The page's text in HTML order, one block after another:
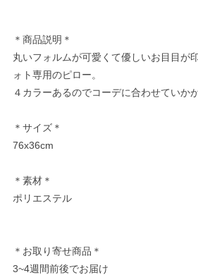
＊商品説明＊
丸いフォルムが可愛くて優しいお目目が
ォト専用のピロー。
４カラーあるのでコーデに合わせていか
＊サイズ＊
76x36cm
＊素材＊
ポリエステル
＊お取り寄せ商品＊
3~4週間前後でお届け